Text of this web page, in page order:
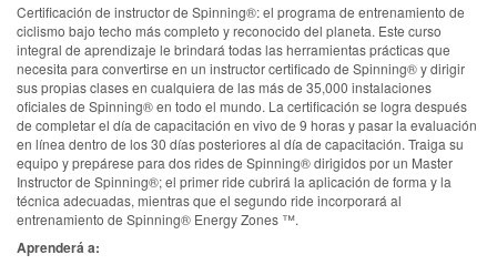
Certificación de instructor de Spinning®: el programa de entrenamiento de
ciclismo bajo techo más completo y reconocido del planeta. Este curso
integral de aprendizaje le brindará todas las herramientas prácticas que
necesita para convertirse en un instructor certificado de Spinning® y dirigir
sus propias clases en cualquiera de las más de 35,000 instalaciones
oficiales de Spinning® en todo el mundo. La certificación se logra después
de completar el día de capacitación en vivo de 9 horas y pasar la evaluación
en línea dentro de los 30 días posteriores al día de capacitación. Traiga su
equipo y prepárese para dos rides de Spinning® dirigidos por un Master
Instructor de Spinning®; el primer ride cubrirá la aplicación de forma y la
técnica adecuadas, mientras que el segundo ride incorporará al
entrenamiento de Spinning® Energy Zones ™.
Aprenderá a: